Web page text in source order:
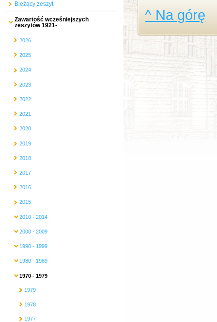
Bieżący zeszyt
Zawartość wcześniejszych
zeszytów 1921-
2026
2025
2024
2023
2022
2021
2020
2019
2018
2017
2016
2015
2010 - 2014
2000 - 2009
1990 - 1999
1980 - 1989
1970 - 1979
1979
1978
1977
^ Na górę